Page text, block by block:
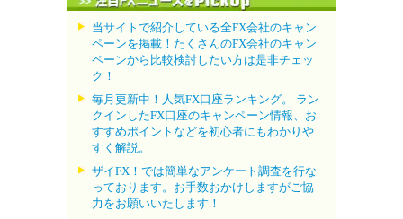
当サイトで紹介している全FX会社のキャン
ペーンを掲載！たくさんのFX会社のキャン
ペーンから比較検討したい方は是非チェッ
ク！
毎月更新中！人気FX口座ランキング。 ラン
クインしたFX口座のキャンペーン情報、お
すすめポイントなどを初心者にもわかりや
すく解説。
ザイFX！では簡単なアンケート調査を行な
っております。お手数おかけしますがご協
力をお願いいたします！